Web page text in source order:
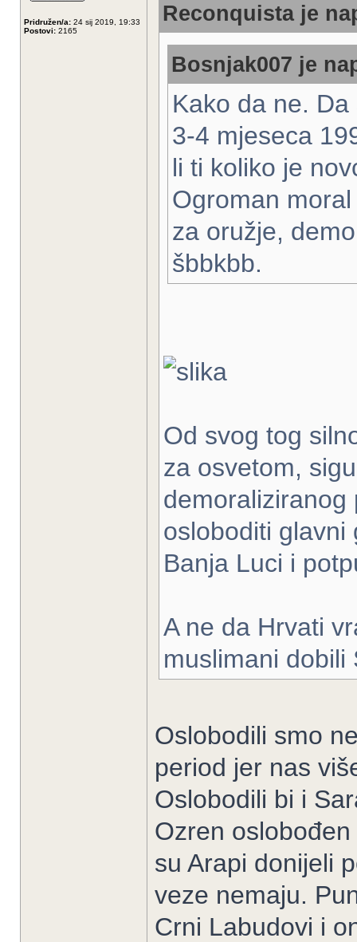
Pridružen/a: 24 sij 2019, 19:33
Postovi: 2165
Reconquista je
Bosnjak007 je
Kako da ne.
3-4 mjeseca
li ti koliko je
Ogroman
za oružje,
šbbkbb.
Od svog tog
za osvetom,
demoraliziranog
osloboditi glavni
Banja Luci i
A ne da Hrvati
muslimani dobili
Oslobodili smo
period jer nas
Oslobodili bi i
Ozren
su Arapi donijeli
veze nemaju.
Crni Labudovi i